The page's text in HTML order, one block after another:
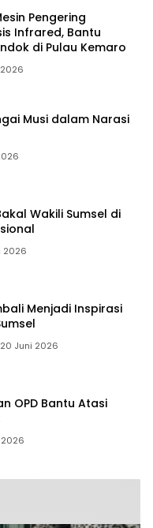
Pengering
Infrared, Bantu
di Pulau Kemaro
Musi dalam Narasi
Wakili Sumsel di
2026
Menjadi Inspirasi
20 Juni 2026
OPD Bantu Atasi